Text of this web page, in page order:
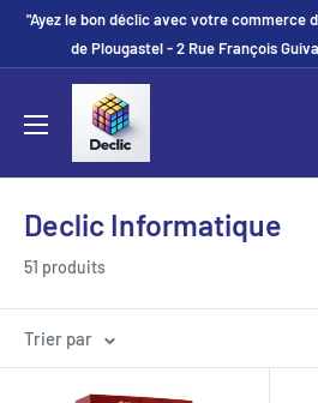
"Ayez le bon déclic avec votre commerce
de Plougastel - 2 Rue François
Declic Informatique
51 produits
Trier par